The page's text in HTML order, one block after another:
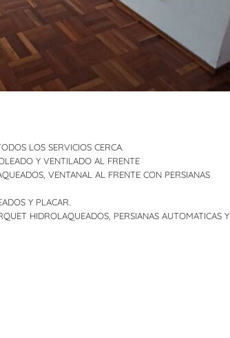
LOS SERVICIOS CERCA.
Y VENTILADO AL FRENTE
VENTANAL AL FRENTE CON PERSIANAS
Y PLACAR.
HIDROLAQUEADOS, PERSIANAS AUTOMATICAS Y